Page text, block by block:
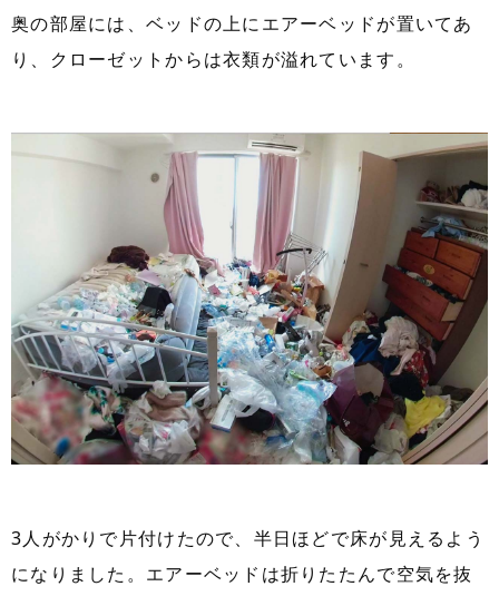
奥の部屋には、ベッドの上にエアーベッドが置いてあ
り、クローゼットからは衣類が溢れています。
3人がかりで片付けたので、半日ほどで床が見えるよう
になりました。エアーベッドは折りたたんで空気を抜